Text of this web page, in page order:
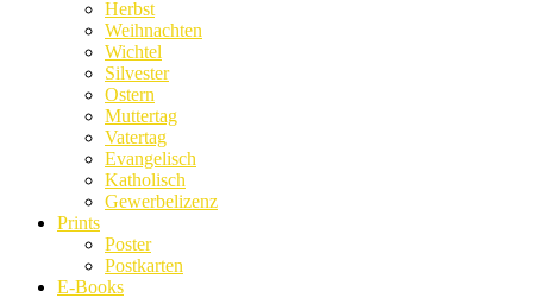
Herbst
Weihnachten
Wichtel
Silvester
Ostern
Muttertag
Vatertag
Evangelisch
Katholisch
Gewerbelizenz
Prints
Poster
Postkarten
E-Books